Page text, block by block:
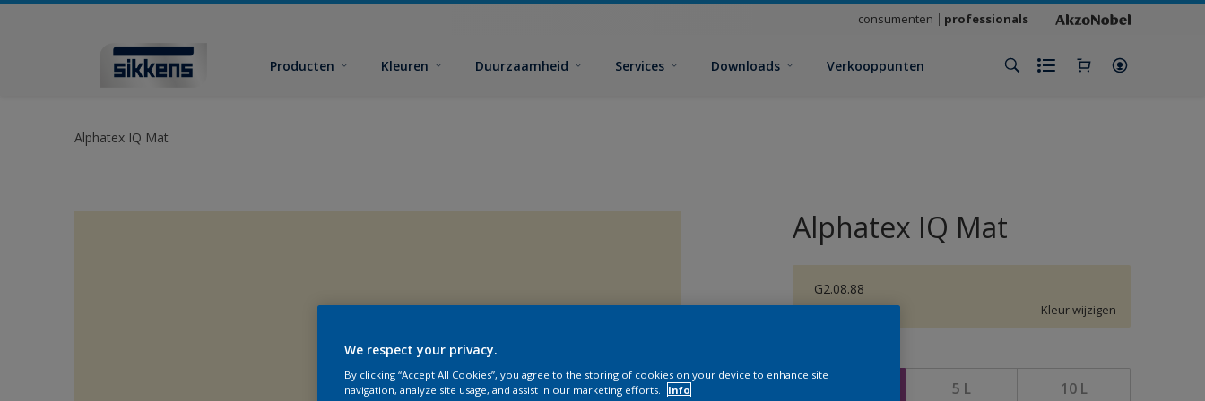
consumenten professionals
Producten Kleuren Duurzaamheid Services Downloads Verkooppunten
Alphatex IQ Mat
Alphatex IQ Mat
G2.08.88
Kleur wijzigen
5 L 10 L
We respect your privacy.
By clicking “Accept All Cookies”, you agree to the storing of cookies on your device to enhance site
navigation, analyze site usage, and assist in our marketing efforts.
Info